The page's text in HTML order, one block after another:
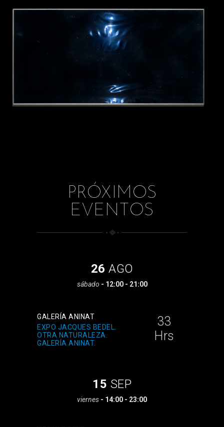
PRÓXIMOS
EVENTOS
26 AGO
sábado - 12:00 - 21:00
GALERÍA ANINAT
EXPO JACQUES BEDEL.
OTRA NATURALEZA.
GALERÍA ANINAT.
33
Hrs
15 SEP
viernes - 14:00 - 23:00